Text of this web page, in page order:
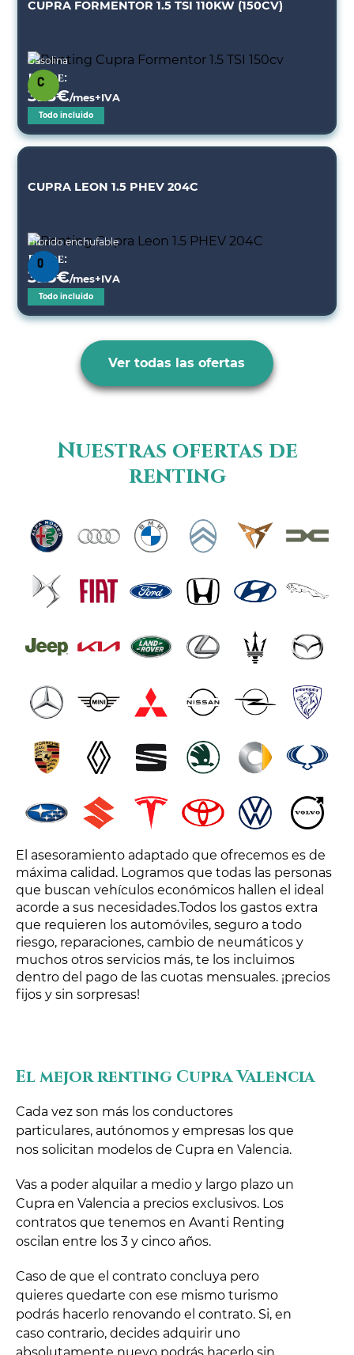
CUPRA FORMENTOR 1.5 TSI 110KW (150CV)
Gasolina
Desde:
323€/mes+IVA
Todo incluido
CUPRA LEON 1.5 PHEV 204C
Híbrido enchufable
Desde:
325€/mes+IVA
Todo incluido
Ver todas las ofertas
Nuestras ofertas de
renting
El asesoramiento adaptado que ofrecemos es de
máxima calidad. Logramos que todas las personas
que buscan vehículos económicos hallen el ideal
acorde a sus necesidades.Todos los gastos extra
que requieren los automóviles, seguro a todo
riesgo, reparaciones, cambio de neumáticos y
muchos otros servicios más, te los incluimos
dentro del pago de las cuotas mensuales. ¡precios
fijos y sin sorpresas!
El mejor renting Cupra Valencia
Cada vez son más los conductores
particulares, autónomos y empresas los que
nos solicitan modelos de Cupra en Valencia.
Vas a poder alquilar a medio y largo plazo un
Cupra en Valencia a precios exclusivos. Los
contratos que tenemos en Avanti Renting
oscilan entre los 3 y cinco años.
Caso de que el contrato concluya pero
quieres quedarte con ese mismo turismo
podrás hacerlo renovando el contrato. Si, en
caso contrario, decides adquirir uno